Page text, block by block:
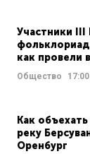
Участники III
как провели
Общество 17:00
Как
реку
Оренбург